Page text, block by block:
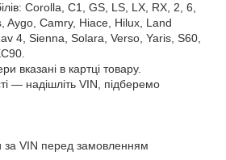
Corolla, C1, GS, LS, LX, RX, 2, 6,
Aygo, Camry, Hiace, Hilux, Land
4, Sienna, Solara, Verso, Yaris, S60,
вказані в картці товару.
— надішліть VIN, підберемо
за VIN перед замовленням